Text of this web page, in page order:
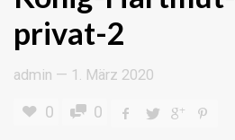
privat-2
admin — 1. März 2020
0 0